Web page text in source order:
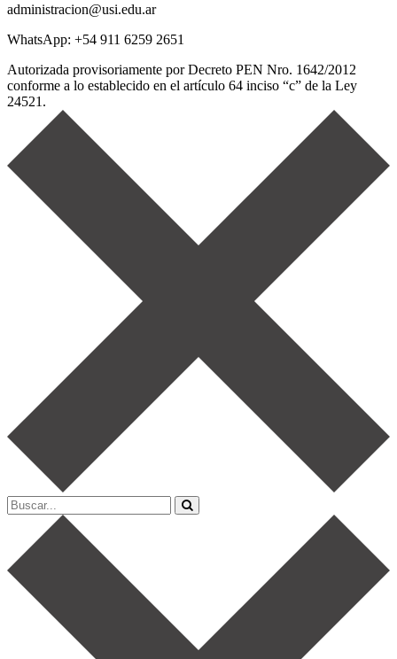
administracion@usi.edu.ar
WhatsApp: +54 911 6259 2651
Autorizada provisoriamente por Decreto PEN Nro. 1642/2012
conforme a lo establecido en el artículo 64 inciso “c” de la Ley
24521.